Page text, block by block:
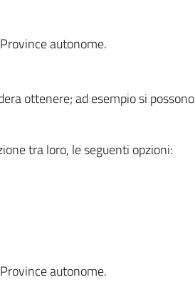
autonome.
ottenere; ad esempio si
tra loro, le seguenti opzioni:
autonome.